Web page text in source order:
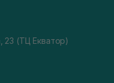
23 (ТЦ Екватор)